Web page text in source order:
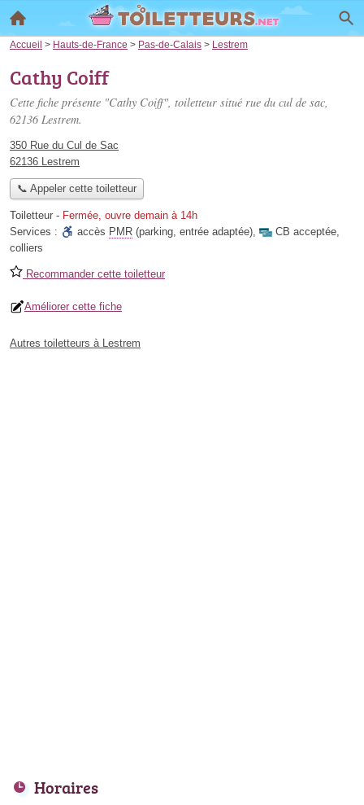
Accueil > Hauts-de-France > Pas-de-Calais > Lestrem
Cathy Coiff
Cette fiche présente "Cathy Coiff", toiletteur situé rue du cul de sac,
62136 Lestrem.
350 Rue du Cul de Sac
62136 Lestrem
📞 Appeler cette toiletteur
Toiletteur - Fermée, ouvre demain à 14h
Services :
accès PMR (parking, entrée adaptée), CB acceptée,
colliers
Recommander cette toiletteur
Améliorer cette fiche
Autres toiletteurs à Lestrem
Horaires